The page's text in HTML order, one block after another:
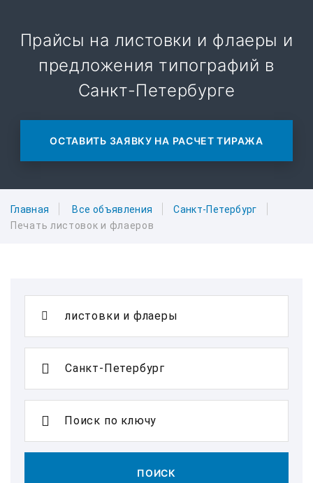
Прайсы на листовки и флаеры и
предложения типографий в
Санкт-Петербурге
ОСТАВИТЬ ЗАЯВКУ НА РАСЧЕТ ТИРАЖА
Главная Все объявления
Санкт-Петербург
Печать листовок и флаеров
Поиск по ключу
ПОИСК